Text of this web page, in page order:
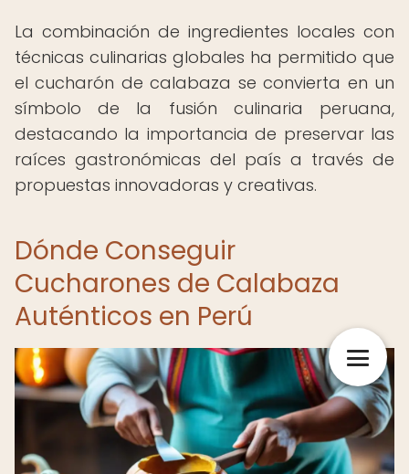
La combinación de ingredientes locales con
técnicas culinarias globales ha permitido que
el cucharón de calabaza se convierta en un
símbolo de la fusión culinaria peruana,
destacando la importancia de preservar las
raíces gastronómicas del país a través de
propuestas innovadoras y creativas.
Dónde Conseguir
Cucharones de Calabaza
Auténticos en Perú